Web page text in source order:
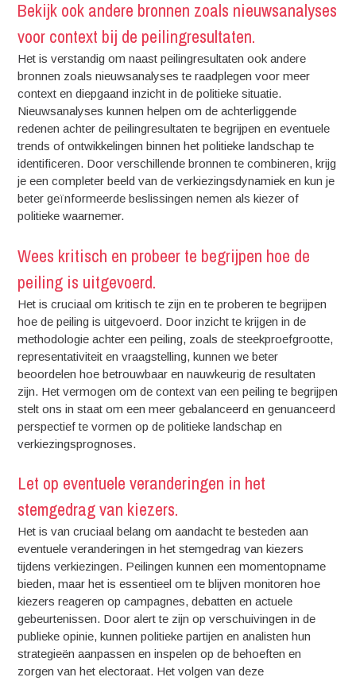
Bekijk ook andere bronnen zoals nieuwsanalyses
voor context bij de peilingresultaten.
Het is verstandig om naast peilingresultaten ook andere
bronnen zoals nieuwsanalyses te raadplegen voor meer
context en diepgaand inzicht in de politieke situatie.
Nieuwsanalyses kunnen helpen om de achterliggende
redenen achter de peilingresultaten te begrijpen en eventuele
trends of ontwikkelingen binnen het politieke landschap te
identificeren. Door verschillende bronnen te combineren, krijg
je een completer beeld van de verkiezingsdynamiek en kun je
beter geïnformeerde beslissingen nemen als kiezer of
politieke waarnemer.
Wees kritisch en probeer te begrijpen hoe de
peiling is uitgevoerd.
Het is cruciaal om kritisch te zijn en te proberen te begrijpen
hoe de peiling is uitgevoerd. Door inzicht te krijgen in de
methodologie achter een peiling, zoals de steekproefgrootte,
representativiteit en vraagstelling, kunnen we beter
beoordelen hoe betrouwbaar en nauwkeurig de resultaten
zijn. Het vermogen om de context van een peiling te begrijpen
stelt ons in staat om een meer gebalanceerd en genuanceerd
perspectief te vormen op de politieke landschap en
verkiezingsprognoses.
Let op eventuele veranderingen in het
stemgedrag van kiezers.
Het is van cruciaal belang om aandacht te besteden aan
eventuele veranderingen in het stemgedrag van kiezers
tijdens verkiezingen. Peilingen kunnen een momentopname
bieden, maar het is essentieel om te blijven monitoren hoe
kiezers reageren op campagnes, debatten en actuele
gebeurtenissen. Door alert te zijn op verschuivingen in de
publieke opinie, kunnen politieke partijen en analisten hun
strategieën aanpassen en inspelen op de behoeften en
zorgen van het electoraat. Het volgen van deze